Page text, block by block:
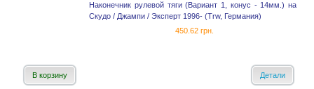
Наконечник рулевой тяги (Вариант 1, конус - 14мм.) на
Скудо / Джампи / Эксперт 1996- (Trw, Германия)
450.62 грн.
В корзину Детали